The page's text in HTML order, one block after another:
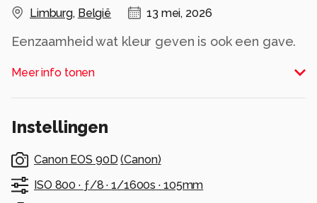
Limburg, België 13 mei, 2026
Eenzaamheid wat kleur geven is ook een gave.
Alle rechten voorbehouden
Meer info tonen
Instellingen
Canon EOS 90D (Canon)
ISO 800 · ƒ/8 ·1/1600s · 105mm